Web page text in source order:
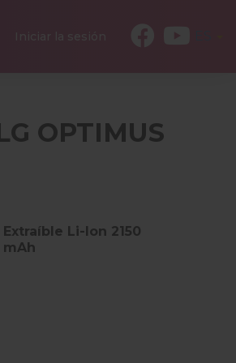
Iniciar la sesión
OPTIMUS
Extraíble Li-Ion 2150
mAh